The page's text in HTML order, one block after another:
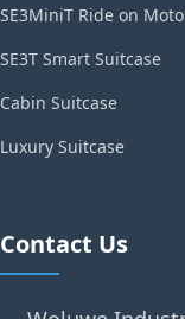
SE3MiniT Ride on
SE3T Smart Suitcase
Cabin Suitcase
Luxury Suitcase
Contact Us